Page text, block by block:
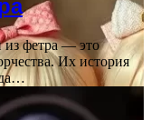
из фетра — это
Их история